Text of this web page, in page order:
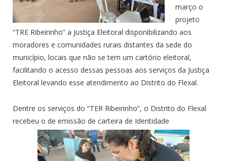
março o
projeto
“TRE Ribeirinho” a Justiça Eleitoral disponibilizando aos
moradores e comunidades rurais distantes da sede do
município, locais que não se tem um cartório eleitoral,
facilitando o acesso dessas pessoas aos serviços da Justiça
Eleitoral levando esse atendimento ao Distrito do Flexal.
Dentre os serviços do “TER Ribeirinho”, o Distrito do Flexal
recebeu o de emissão de carteira de Identidade